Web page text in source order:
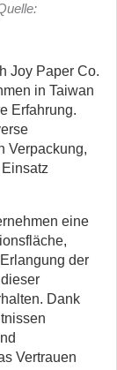
Joy Paper Co.
in Taiwan
Erfahrung.
Verpackung,
eine
der
Dank
Vertrauen